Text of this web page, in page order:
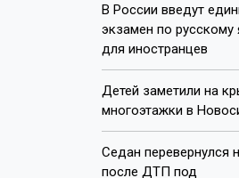
В России введут
экзамен по русскому
для иностранцев
Детей заметили на
многоэтажки в
Седан перевернулся
после ДТП под